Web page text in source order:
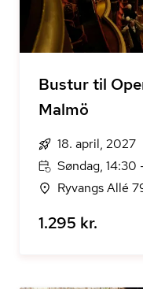
Bustur til
Malmö
18. april, 2027
Søndag, 14:30
Ryvangs Allé
1.295 kr.